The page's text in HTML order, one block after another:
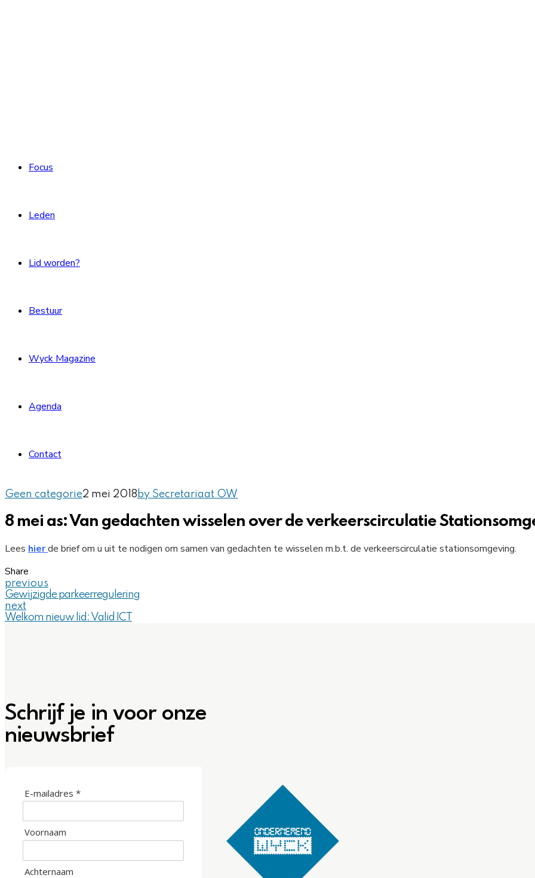
Focus
Leden
Lid worden?
Bestuur
Wyck Magazine
Agenda
Contact
Geen categorie2 mei 2018 by Secretariaat OW
8 mei as: Van gedachten wisselen over de verkeerscirculatie
Lees hierde brief om u uit te nodigen om samen van gedachten te wisselen m.b.t. de verkeerscirculatie stationsomgeving.
Share
previous
Gewijzigde parkeerregulering
next
Welkom nieuw lid: Valid ICT
Schrijf je in voor onze
nieuwsbrief
E-mailadres *
Voornaam
Achternaam